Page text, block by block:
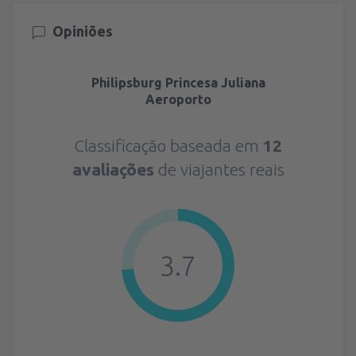
Opiniões
Philipsburg Princesa Juliana
Aeroporto
Classificação baseada em 12
avaliações de viajantes reais
3.7